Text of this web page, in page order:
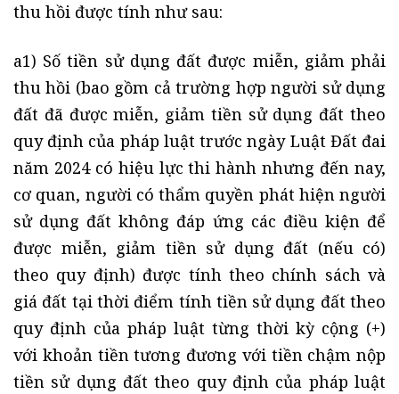
thu hồi được tính như sau:
a1) Số tiền sử dụng đất được miễn, giảm phải
thu hồi (bao gồm cả trường hợp người sử dụng
đất đã được miễn, giảm tiền sử dụng đất theo
quy định của pháp luật trước ngày Luật Đất đai
năm 2024 có hiệu lực thi hành nhưng đến nay,
cơ quan, người có thẩm quyền phát hiện người
sử dụng đất không đáp ứng các điều kiện để
được miễn, giảm tiền sử dụng đất (nếu có)
theo quy định) được tính theo chính sách và
giá đất tại thời điểm tính tiền sử dụng đất theo
quy định của pháp luật từng thời kỳ cộng (+)
với khoản tiền tương đương với tiền chậm nộp
tiền sử dụng đất theo quy định của pháp luật